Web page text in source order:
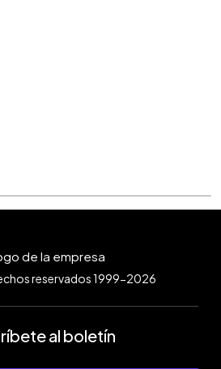
reservados 1999-2026
al boletín